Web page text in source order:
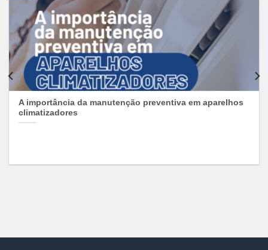
A importância da manutenção preventiva em aparelhos
climatizadores